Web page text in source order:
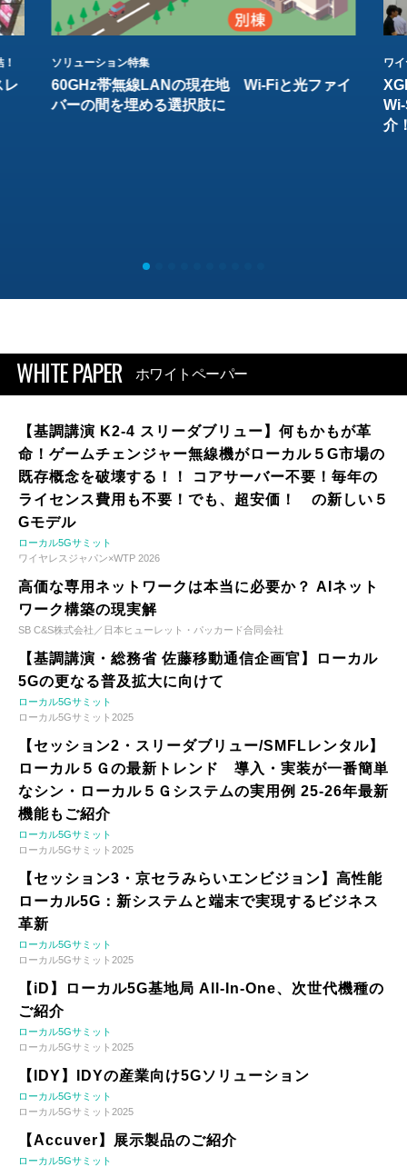
レ
ソリューション特集
60GHz帯無線LANの現在地 Wi-Fiと光ファイ
バーの間を埋める選択肢に
ワ
介
WHITE PAPER ホワイトペーパー
【基調講演 K2-4 スリーダブリュー】何もかもが革
命！ゲームチェンジャー無線機がローカル５G市場の
既存概念を破壊する！！ コアサーバー不要！毎年の
ライセンス費用も不要！でも、超安価！ の新しい５
Gモデル
ローカル5Gサミット
ワイヤレスジャパン×WTP 2026
高価な専用ネットワークは本当に必要か？ AIネット
ワーク構築の現実解
SB C&S株式会社／日本ヒューレット・パッカード合同会社
【基調講演・総務省 佐藤移動通信企画官】ローカル
5Gの更なる普及拡大に向けて
ローカル5Gサミット
ローカル5Gサミット2025
【セッション2・スリーダブリュー/SMFLレンタル】
ローカル５Ｇの最新トレンド 導入・実装が一番簡単
なシン・ローカル５Ｇシステムの実用例 25-26年最新
機能もご紹介
ローカル5Gサミット
ローカル5Gサミット2025
【セッション3・京セラみらいエンビジョン】高性能
ローカル5G：新システムと端末で実現するビジネス
革新
ローカル5Gサミット
ローカル5Gサミット2025
【iD】ローカル5G基地局 All-In-One、次世代機種の
ご紹介
ローカル5Gサミット
ローカル5Gサミット2025
【IDY】IDYの産業向け5Gソリューション
ローカル5Gサミット
ローカル5Gサミット2025
【Accuver】展示製品のご紹介
ローカル5Gサミット